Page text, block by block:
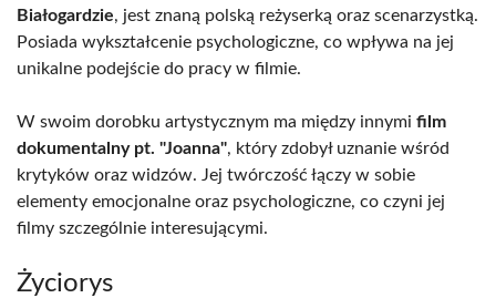
Białogardzie, jest znaną polską reżyserką oraz scenarzystką.
Posiada wykształcenie psychologiczne, co wpływa na jej
unikalne podejście do pracy w filmie.
W swoim dorobku artystycznym ma między innymi film
dokumentalny pt. "Joanna", który zdobył uznanie wśród
krytyków oraz widzów. Jej twórczość łączy w sobie
elementy emocjonalne oraz psychologiczne, co czyni jej
filmy szczególnie interesującymi.
Życiorys